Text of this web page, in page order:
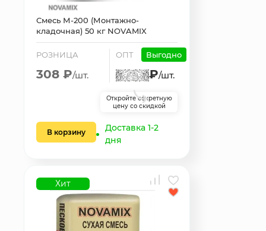
Смесь М-200 (Монтажно-
кладочная) 50 кг NOVAMIX
РОЗНИЦА
308 ₽/шт.
ОПТ Выгодно
₽/шт.
Откройте секретную
цену со скидкой
В корзину
Доставка 1-2
дня
Хит